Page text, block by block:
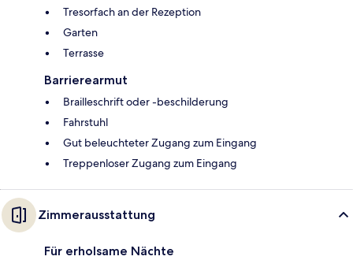
Tresorfach an der Rezeption
Garten
Terrasse
Barrierearmut
Brailleschrift oder -beschilderung
Fahrstuhl
Gut beleuchteter Zugang zum Eingang
Treppenloser Zugang zum Eingang
Zimmerausstattung
Für erholsame Nächte